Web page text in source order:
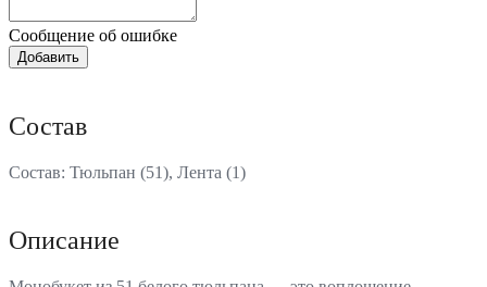
Сообщение об ошибке
Состав
Состав: Тюльпан (51), Лента (1)
Описание